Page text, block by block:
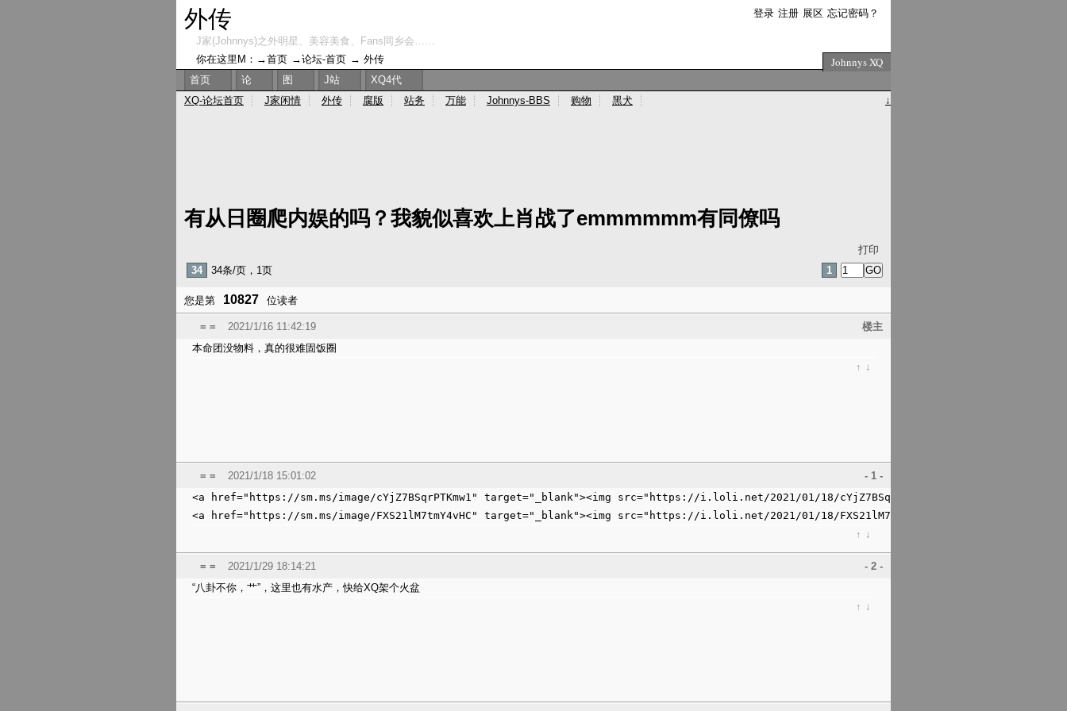
有从日圈爬内娱的吗？我貌似喜欢上肖战了emmmmmm有同僚吗
打印
34
34条/页，1页 1
您是第 10827 位读者
楼主
= =
2021/1/16 11:42:19
本命团没物料，真的很难固饭圈
↑ ↓
- 1 -
= =
2021/1/18 15:01:02
<a href="https://sm.ms/image/cYjZ7BSqrPTKmw1" target="_blank"><img src="https://i.loli.net/2021/01/18/cYjZ7BSqrPTKmw1.jpg" /></a>
<a href="https://sm.ms/image/FXS21lM7tmY4vHC" target="_blank"><img src="https://i.loli.net/2021/01/18/FXS21lM7tmY4vHC.gif" /></a>
↑ ↓
- 2 -
= =
2021/1/29 18:14:21
“八卦不你，艹”，这里也有水产，快给XQ架个火盆
↑ ↓
外传 登录 注册 展区 忘记密码？
J家(Johnnys)之外明星、美容美食、Fans同乡会……
Johnnys XQ
你在这里M：→首页 →论坛-首页 → 外传
首页
论 图 J站
XQ4代
↓
XQ-论坛首页 J家闲情 外传 腐版 站务 万能 Johnnys-BBS 购物 黑犬